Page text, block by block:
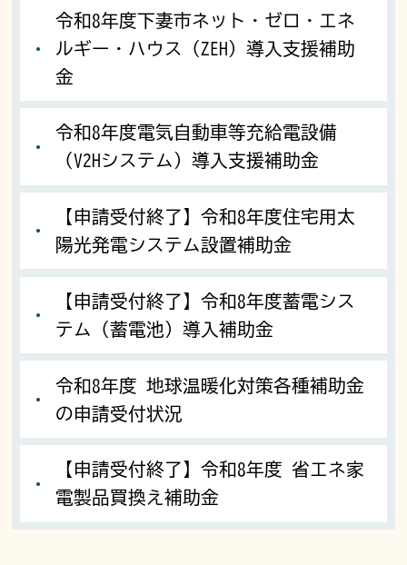
令和8年度下妻市ネット・ゼロ・エネ
ルギー・ハウス（ZEH）導入支援補助
金
令和8年度電気自動車等充給電設備
（V2Hシステム）導入支援補助金
【申請受付終了】令和8年度住宅用太
陽光発電システム設置補助金
【申請受付終了】令和8年度蓄電シス
テム（蓄電池）導入補助金
令和8年度 地球温暖化対策各種補助金
の申請受付状況
【申請受付終了】令和8年度 省エネ家
電製品買換え補助金